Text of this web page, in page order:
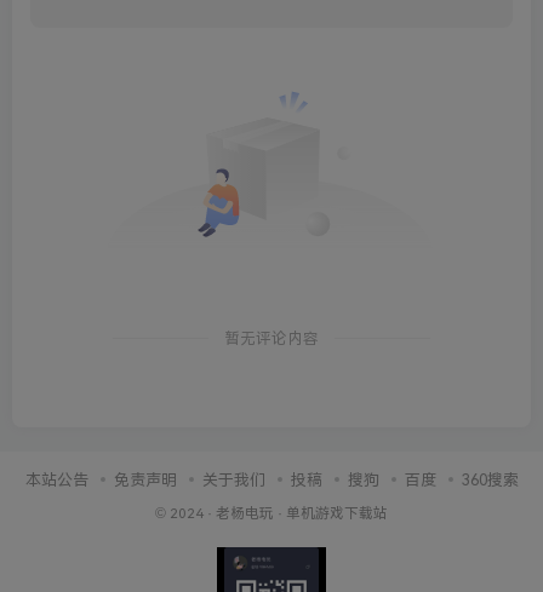
暂无评论内容
本站公告 免责声明 关于我们 投稿 搜狗 百度 360搜索
© 2024 · 老杨电玩 · 单机游戏下载站